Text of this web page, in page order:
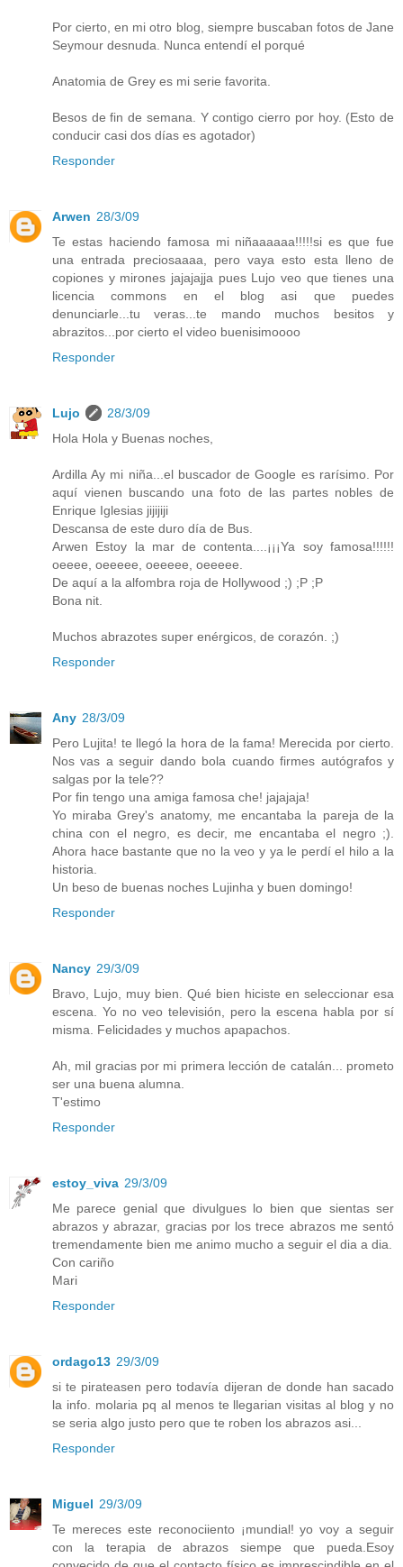
Por cierto, en mi otro blog, siempre buscaban fotos de Jane
Seymour desnuda. Nunca entendí el porqué
Anatomia de Grey es mi serie favorita.
Besos de fin de semana. Y contigo cierro por hoy. (Esto de
conducir casi dos días es agotador)
Responder
Arwen 28/3/09
Te estas haciendo famosa mi niñaaaaaa!!!!!si es que fue
una entrada preciosaaaa, pero vaya esto esta lleno de
copiones y mirones jajajajja pues Lujo veo que tienes una
licencia commons en el blog asi que puedes
denunciarle...tu veras...te mando muchos besitos y
abrazitos...por cierto el video buenisimoooo
Responder
Lujo
28/3/09
Hola Hola y Buenas noches,
Ardilla Ay mi niña...el buscador de Google es rarísimo. Por
aquí vienen buscando una foto de las partes nobles de
Enrique Iglesias jijijiji
Descansa de este duro día de Bus.
Arwen Estoy la mar de contenta....¡¡¡Ya soy famosa!!!!!!
oeeee, oeeeee, oeeeee, oeeeee.
De aquí a la alfombra roja de Hollywood ;) ;P ;P
Bona nit.
Muchos abrazotes super enérgicos, de corazón. ;)
Responder
Any 28/3/09
Pero Lujita! te llegó la hora de la fama! Merecida por cierto.
Nos vas a seguir dando bola cuando firmes autógrafos y
salgas por la tele??
Por fin tengo una amiga famosa che! jajajaja!
Yo miraba Grey's anatomy, me encantaba la pareja de la
china con el negro, es decir, me encantaba el negro ;).
Ahora hace bastante que no la veo y ya le perdí el hilo a la
historia.
Un beso de buenas noches Lujinha y buen domingo!
Responder
Nancy 29/3/09
Bravo, Lujo, muy bien. Qué bien hiciste en seleccionar esa
escena. Yo no veo televisión, pero la escena habla por sí
misma. Felicidades y muchos apapachos.
Ah, mil gracias por mi primera lección de catalán... prometo
ser una buena alumna.
T'estimo
Responder
estoy_viva 29/3/09
Me parece genial que divulgues lo bien que sientas ser
abrazos y abrazar, gracias por los trece abrazos me sentó
tremendamente bien me animo mucho a seguir el dia a dia.
Con cariño
Mari
Responder
ordago13 29/3/09
si te pirateasen pero todavía dijeran de donde han sacado
la info. molaria pq al menos te llegarian visitas al blog y no
se seria algo justo pero que te roben los abrazos asi...
Responder
Miguel 29/3/09
Te mereces este reconociiento ¡mundial! yo voy a seguir
con la terapia de abrazos siempe que pueda.Esoy